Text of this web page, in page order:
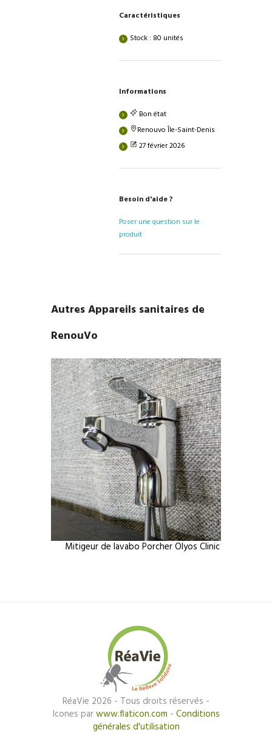
Caractéristiques
Stock : 80 unités
Informations
Bon état
Renouvo Île-Saint-Denis
27 février 2026
Besoin d'aide ?
Poser une question sur le
produit
Autres Appareils sanitaires de
RenouVo
Mitigeur de lavabo Porcher Olyos Clinic
RéaVie 2026 - Tous droits réservés -
Icones parwww.flaticon.com - Conditions
générales d'utilisation